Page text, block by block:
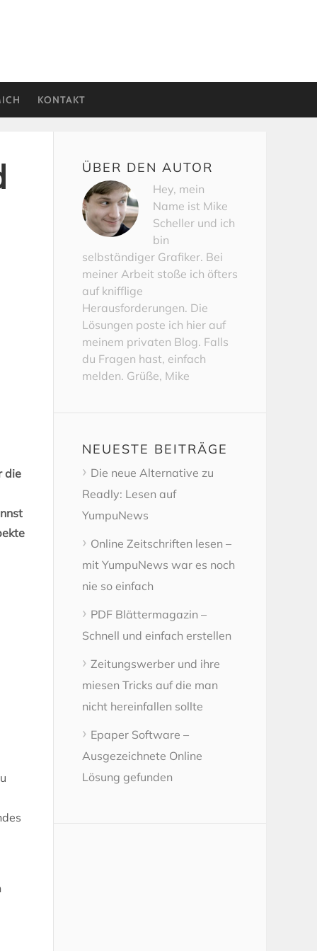
KONTAKT
die
ÜBER DEN AUTOR
Hey, mein
Name ist Mike
Scheller und ich
bin
selbständiger Grafiker. Bei
meiner Arbeit stoße ich öfters
auf knifflige
Herausforderungen. Die
Lösungen poste ich hier auf
meinem privaten Blog. Falls
du Fragen hast, einfach
melden. Grüße, Mike
NEUESTE BEITRÄGE
Die neue Alternative zu
Readly: Lesen auf
YumpuNews
Online Zeitschriften lesen –
mit YumpuNews war es noch
nie so einfach
PDF Blättermagazin –
Schnell und einfach erstellen
Zeitungswerber und ihre
miesen Tricks auf die man
nicht hereinfallen sollte
Epaper Software –
Ausgezeichnete Online
Lösung gefunden